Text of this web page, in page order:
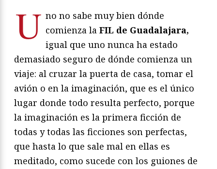
U no no sabe muy bien dónde
comienza la FIL de Guadalajara,
igual que uno nunca ha estado
demasiado seguro de dónde comienza un
viaje: al cruzar la puerta de casa, tomar el
avión o en la imaginación, que es el único
lugar donde todo resulta perfecto, porque
la imaginación es la primera ficción de
todas y todas las ficciones son perfectas,
que hasta lo que sale mal en ellas es
meditado, como sucede con los guiones de